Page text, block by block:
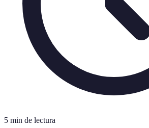
5 min de lectura